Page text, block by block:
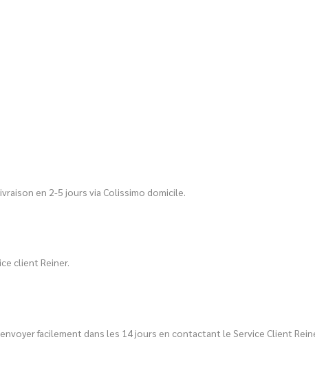
en 2-5 jours via Colissimo domicile.
client Reiner.
facilement dans les 14 jours en contactant le Service Client